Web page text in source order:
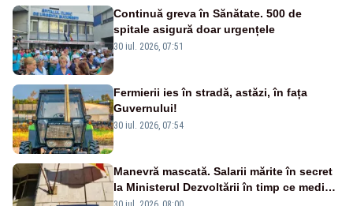
Continuă greva în Sănătate. 500 de
spitale asigură doar urgențele
30 iul. 2026, 07:51
Fermierii ies în stradă, astăzi, în fața
Guvernului!
30 iul. 2026, 07:54
Manevră mascată. Salarii mărite în secret
la Ministerul Dezvoltării în timp ce medicii
ies în stradă